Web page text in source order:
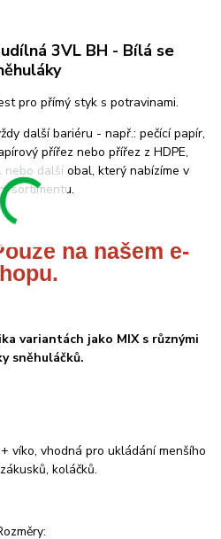
3VL BH - Bílá se
pro přímý styk s potravinami.
další bariéru - např.: pečící papír,
přířez nebo přířez z HDPE,
další obal, který nabízíme v
sortimentu.
na našem e-
variantách jako MIX s různými
sněhuláčků.
víko, vhodná pro ukládání menšího
koláčků.